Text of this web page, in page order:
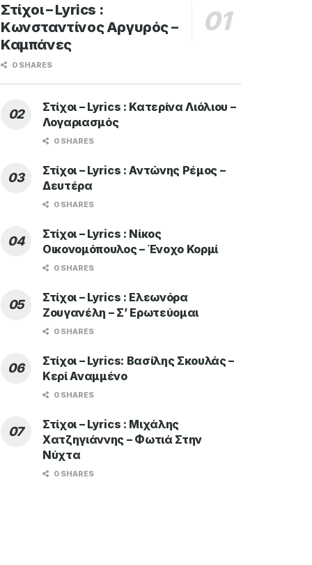
Στίχοι – Lyrics :
Κωνσταντίνος Αργυρός –
Καμπάνες
0 SHARES
Στίχοι – Lyrics : Κατερίνα Λιόλιου –
Λογαριασμός
0 SHARES
Στίχοι – Lyrics : Αντώνης Ρέμος –
Δευτέρα
0 SHARES
Στίχοι – Lyrics : Νίκος
Οικονομόπουλος – Ένοχο Κορμί
0 SHARES
Στίχοι – Lyrics : Ελεωνόρα
Ζουγανέλη – Σ’ Ερωτεύομαι
0 SHARES
Στίχοι – Lyrics: Βασίλης Σκουλάς –
Κερί Αναμμένο
0 SHARES
Στίχοι – Lyrics : Μιχάλης
Χατζηγιάννης – Φωτιά Στην
Νύχτα
0 SHARES